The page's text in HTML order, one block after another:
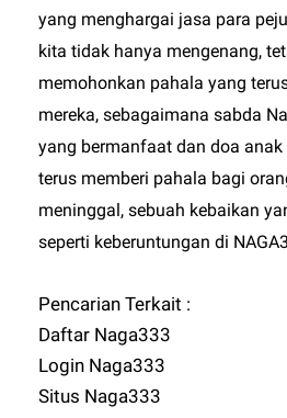
yang menghargai jasa para
kita tidak hanya mengenang,
memohonkan pahala yang
mereka, sebagaimana sabda
yang bermanfaat dan doa
terus memberi pahala bagi
meninggal, sebuah kebaikan
seperti keberuntungan di
Pencarian Terkait :
Daftar Naga333
Login Naga333
Situs Naga333